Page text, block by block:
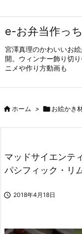
e-お弁当作っ
宮澤真理のかわいいお
開。ウィンナー飾り切
ニメや作り方動画も
ホーム > お絵かき
マッドサイエンテ
パシフィック・リ
 2018年4月18日